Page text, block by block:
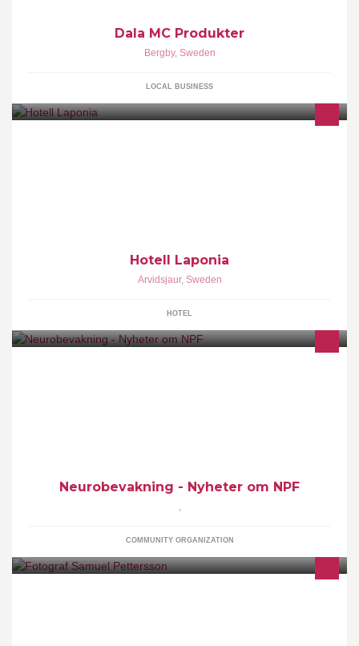
Dala MC Produkter
Bergby, Sweden
LOCAL BUSINESS
Hotell Laponia
Arvidsjaur, Sweden
HOTEL
Neurobevakning - Nyheter om NPF
,
COMMUNITY ORGANIZATION